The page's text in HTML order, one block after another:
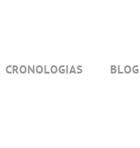
CRONOLOGIAS BLOG